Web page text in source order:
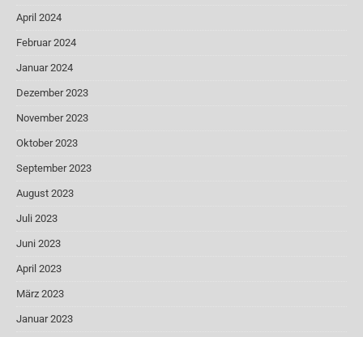
April 2024
Februar 2024
Januar 2024
Dezember 2023
November 2023
Oktober 2023
September 2023
August 2023
Juli 2023
Juni 2023
April 2023
März 2023
Januar 2023